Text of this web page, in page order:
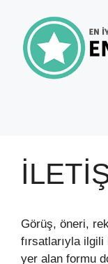
Görüş, öneri,
fırsatlarıyla
yer alan formu